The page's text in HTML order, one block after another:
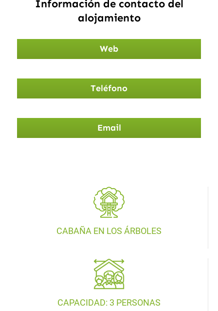
Información de contacto del
alojamiento
Web
Teléfono
Email
CABAÑA EN LOS ÁRBOLES
CAPACIDAD: 3 PERSONAS